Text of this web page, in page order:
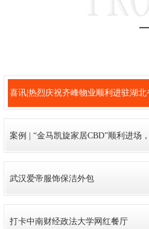
喜讯|热烈庆祝齐峰物业顺利进驻湖北
案例 | “金马凯旋家居CBD”顺利进场
武汉爱帝服饰保洁外包
打卡中南财经政法大学网红餐厅